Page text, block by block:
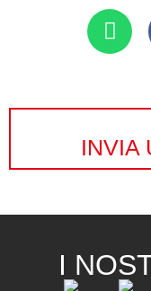
INVIA
I